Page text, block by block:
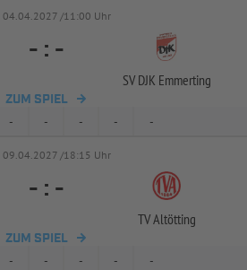
04.04.2027 /11:00 Uhr
- : -
SV DJK Emmerting
ZUM SPIEL
- - - - -
09.04.2027 /18:15 Uhr
- : -
TV Altötting
ZUM SPIEL
- - - - -